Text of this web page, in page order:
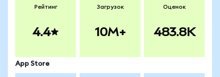
Рейтинг
4.4
Загрузок
10M+
Оценок
483.8K
App Store